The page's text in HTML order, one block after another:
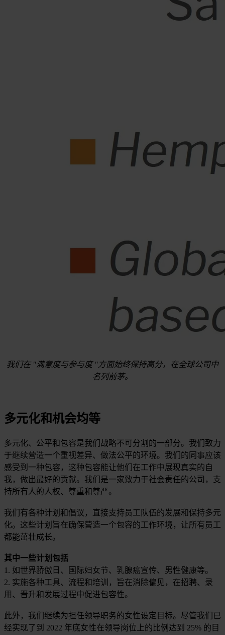
我们在 "满意度与参与度 "方面始终保持高分，在全球公司中
名列前茅。
多元化和机会均等
多元化、公平和包容是我们战略不可分割的一部分。我们致力
于继续营造一个重视差异、做法公平的环境。我们的同事应该
感受到一种包容，这种包容能让他们在工作中展现真实的自
我，做出最好的贡献。我们是一家致力于社会责任的公司，支
持所有人的人权、尊重和尊严。
我们有各种计划和倡议，直接支持员工队伍的发展和保持多元
化。这些计划旨在确保营造一个包容的工作环境，让所有员工
都能茁壮成长。
其中一些计划包括
1. 如世界骄傲日、国际妇女节、乳腺癌宣传、男性健康等。
2. 实施各种工具、流程和培训，旨在消除偏见，在招聘、录
用、晋升和发展过程中促进包容性。
此外，我们继续为担任领导职务的女性设定目标。尽管我们已
经实现了到 2022 年底女性在领导岗位上的比例达到 25% 的目